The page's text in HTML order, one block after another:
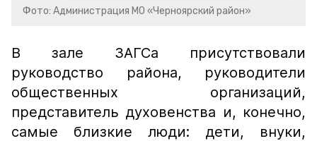
Фото: Администрация МО «Черноярский район»
В зале ЗАГСа присутствовали
руководство района, руководители
общественных организаций,
представитель духовенства и, конечно,
самые близкие люди: дети, внуки,